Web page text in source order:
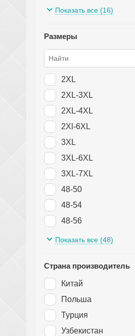
Алия
DeMur
Показать все (16)
Размеры
2XL
2XL-3XL
2XL-4XL
2Xl-6XL
3XL
3XL-6XL
3XL-7XL
48-50
48-54
48-56
4XL-6XL
50-56
50-58
52-54
52-58
Показать все (48)
Страна производитель
Китай
Польша
Турция
Узбекистан